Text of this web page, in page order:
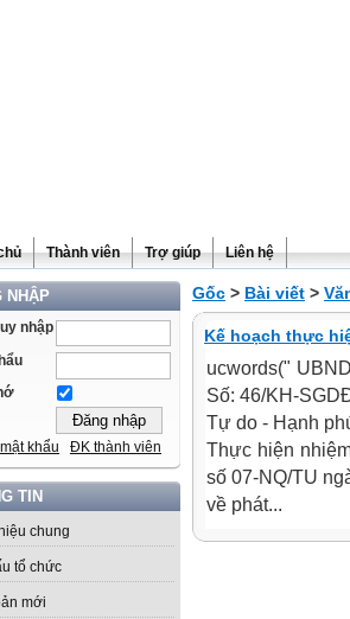
Thành viên Trợ giúp Liên hệ
NHẬP
nhập
khẩu ĐK thành viên
TIN
chung
tổ chức
mới
Gốc > Bài viết >
Kế hoạch thực
ucwords("
Số: 46/KH-
Tự do - Hạnh
Thực hiện
số 07-NQ/TU
về phát...